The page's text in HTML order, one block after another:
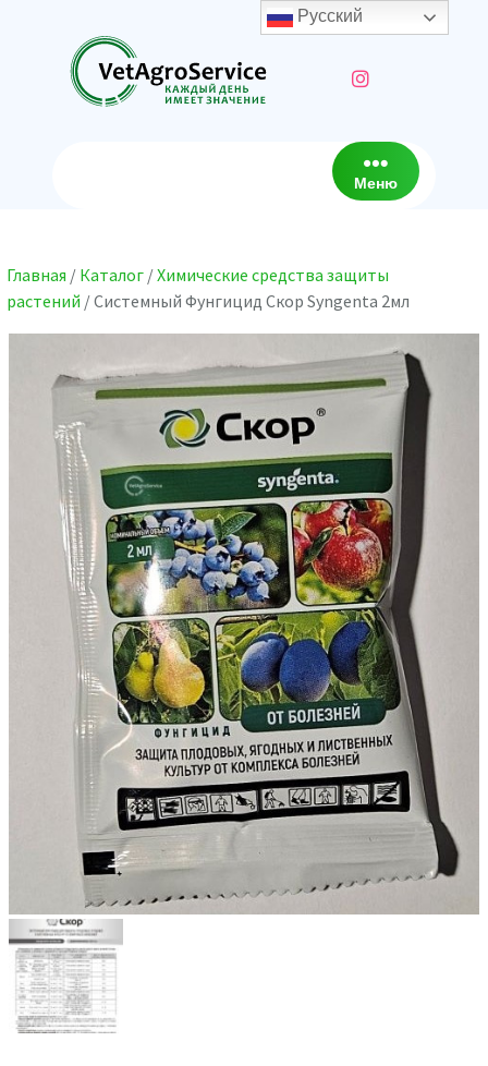
содержимому
Меню
Главная / Каталог /Химические средства защиты
растений / Системный Фунгицид Скор Syngenta 2мл
Русский